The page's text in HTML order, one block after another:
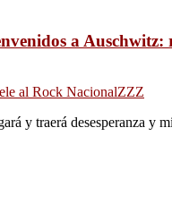
a
al Rock NacionalZZZ
y traerá desesperanza y